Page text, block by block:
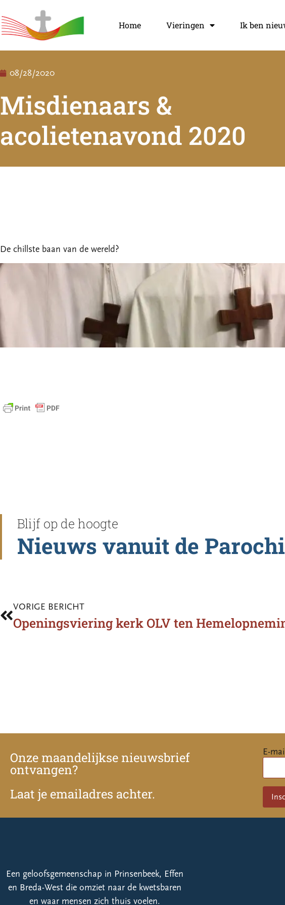
Home Vieringen Ik ben
08/28/2020
Misdienaars &
acolietenavond 2020
De chillste baan van de wereld?
Blijf op de hoogte
Nieuws vanuit de
VORIGE BERICHT
Onze maandelijkse nieuwsbrief
ontvangen?
Laat je emailadres achter.
E-
Een geloofsgemeenschap in Prinsenbeek, Effen
en Breda-West die omziet naar de kwetsbaren
en waar mensen zich thuis voelen.